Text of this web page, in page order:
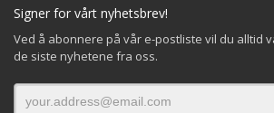
Signer for vårt nyhetsbrev!
Ved å abonnere på vår e-postliste vil du alltid
de siste nyhetene fra oss.